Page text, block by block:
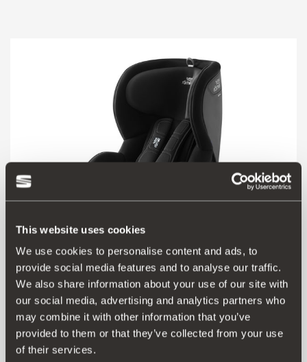
This website uses cookies
We use cookies to personalise content and ads, to
provide social media features and to analyse our traffic.
We also share information about your use of our site with
our social media, advertising and analytics partners who
may combine it with other information that you’ve
provided to them or that they’ve collected from your use
of their services.
000019909H
TRIFIX 2 i-Size Kindersitz
739.93 €
Produkt ansehen